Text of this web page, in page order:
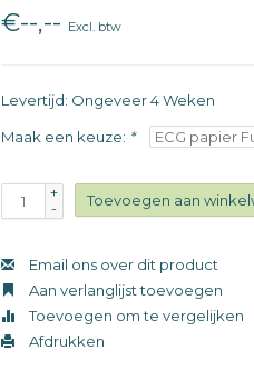
€--,-- Excl. btw
Levertijd: Ongeveer 4 Weken
Maak een keuze: *
+
-
Toevoegen aan
Email ons over dit product
Aan verlanglijst toevoegen
Toevoegen om te vergelijken
Afdrukken